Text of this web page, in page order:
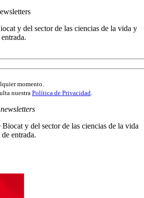
y del sector de las ciencias de la vida y
momento.
nuestra Política de Privacidad.
newsletters
Biocat y del sector de las ciencias de la vida
entrada.